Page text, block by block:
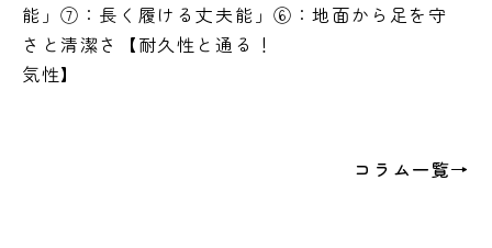
能」⑦：長く履ける丈夫
さと清潔さ【耐久性と通
気性】
能」⑥：地面から足を守
る！
コラム一覧→